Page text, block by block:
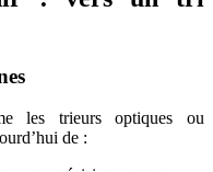
les trieurs optiques ou
de :